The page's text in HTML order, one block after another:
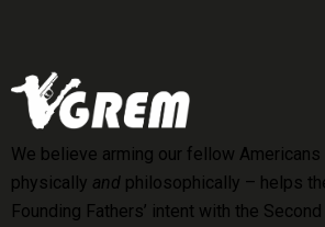
We believe arming our fellow Americans
physically and philosophically – helps
Founding Fathers’ intent with the